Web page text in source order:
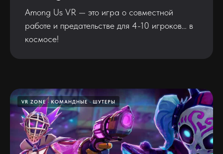
Among Us VR — это игра о совместной
работе и предательстве для 4-10 игроков… в
космосе!
VR ZONE КОМАНДНЫЕ ШУТЕРЫ